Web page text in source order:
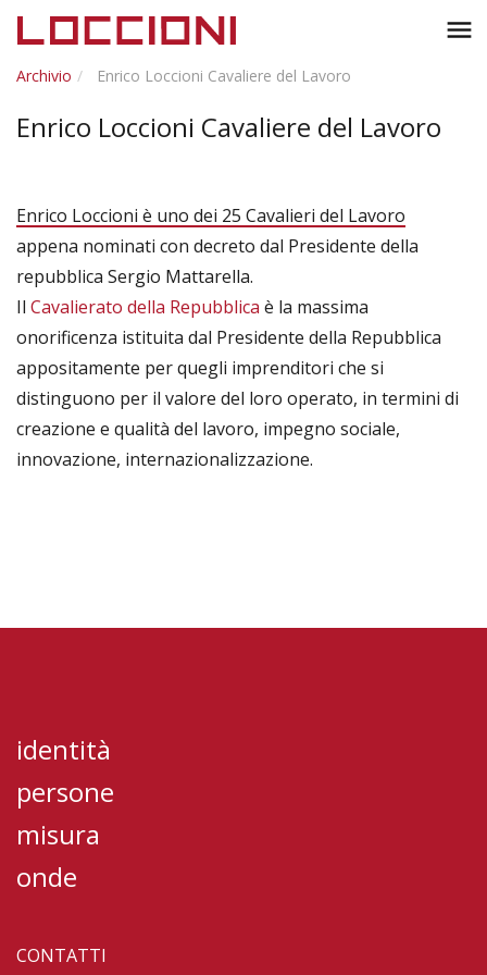
menu
Archivio Enrico Loccioni Cavaliere del Lavoro
Enrico Loccioni Cavaliere del Lavoro
Enrico Loccioni è uno dei 25 Cavalieri del Lavoro
appena nominati con decreto dal Presidente della
repubblica Sergio Mattarella.
Il Cavalierato della Repubblica è la massima
onorificenza istituita dal Presidente della Repubblica
appositamente per quegli imprenditori che si
distinguono per il valore del loro operato, in termini di
creazione e qualità del lavoro, impegno sociale,
innovazione, internazionalizzazione.
identità
persone
misura
onde
CONTATTI